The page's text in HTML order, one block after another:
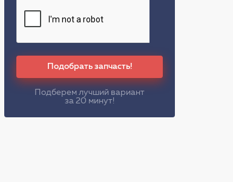
Подобрать запчасть!
Подберем лучший вариант
за 20 минут!